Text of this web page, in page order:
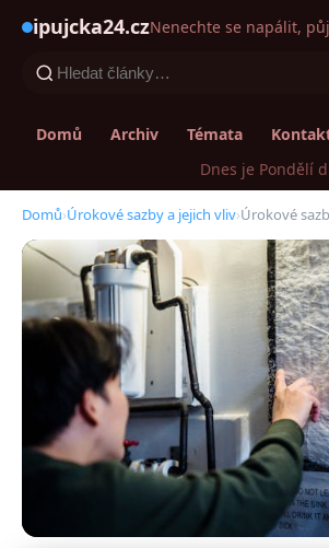
ipujcka24.czNenechte se napálit,
Domů Archiv Témata
Dnes je Pondělí
Domů›Úrokové sazby a jejich vliv›Úrokové